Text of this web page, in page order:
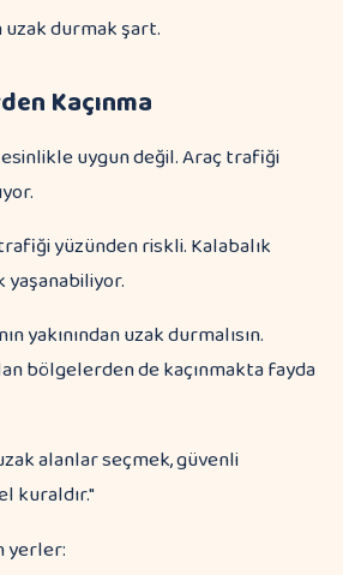
durmak şart.
Kaçınma
uygun değil. Araç trafiği
yüzünden riskli. Kalabalık
yaşanabiliyor.
yakınından uzak durmalısın.
bölgelerden de kaçınmakta fayda
alanlar seçmek, güvenli
kuraldır."
yerler: